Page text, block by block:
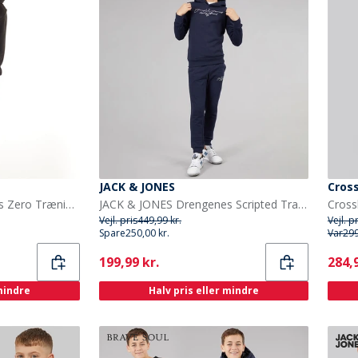
JACK & JONES Drengenes Zero Træningsdragt sort
JACK & JONES
JACK & JONES Drengenes Scripted Tracksuit Blå Blazer
Vejl. pris449,99 kr.
Spare250,00 kr.
Current
199,99 kr.
Halv pris eller mindre
Vejl.
Var